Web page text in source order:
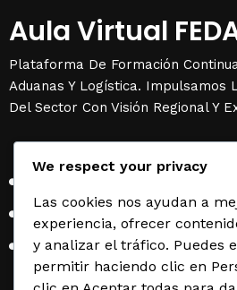
Aula Virtual
Plataforma De Formación
Aduanas Y Logística. Impulsamos
Del Sector Con Visión Regional Y
Eventos Recientes
Foro Internacional sobre
Autorizado
Webinar: Aduanas Verdes y
We respect your privacy
Las cookies nos ayudan a
experiencia, ofrecer
y analizar el tráfico. Puedes
permitir haciendo clic en